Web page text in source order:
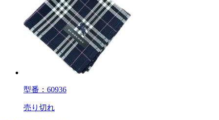
型番：60936
売り切れ